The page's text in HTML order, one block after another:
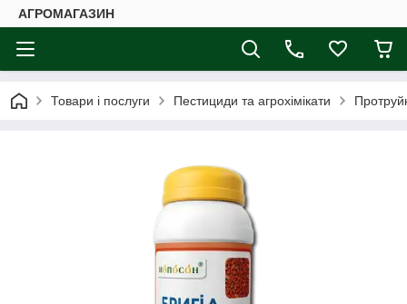
АГРОМАГАЗИН
Товари і послуги Пестициди та агрохімікати